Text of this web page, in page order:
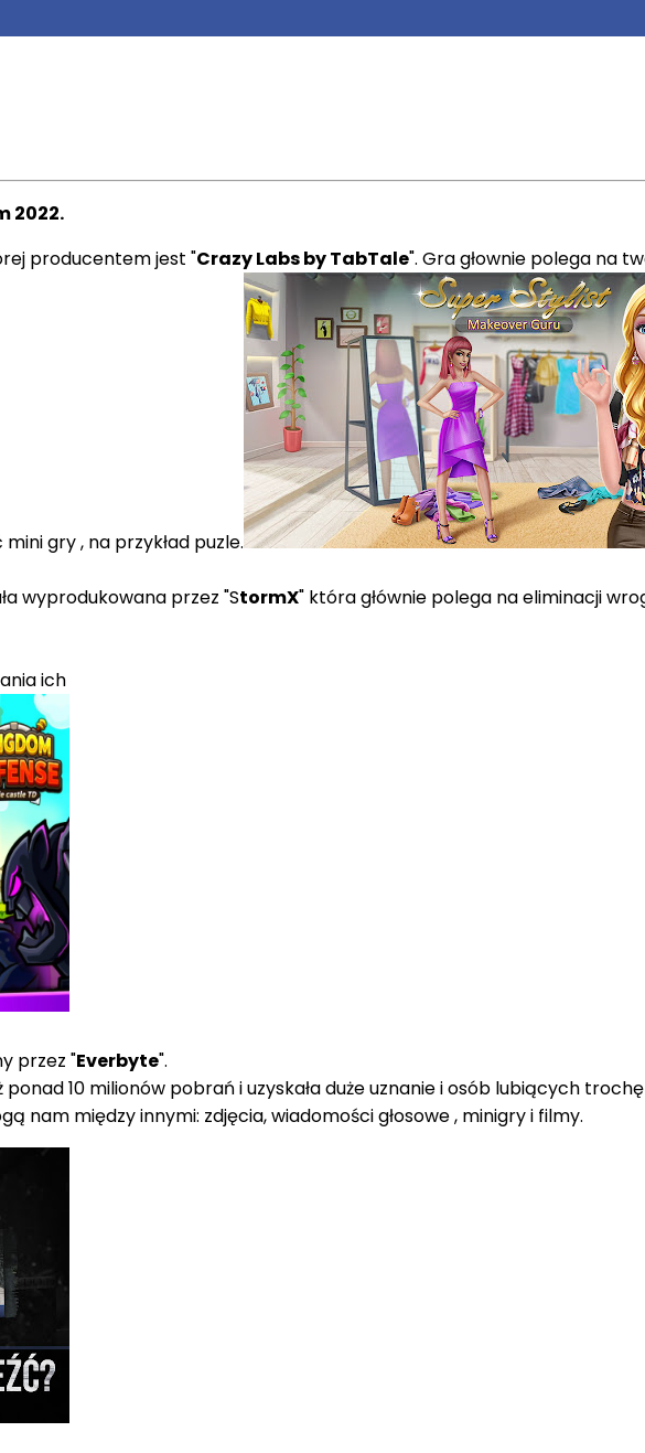
2022.
producentem jest "Crazy Labs by TabTale". Gra głownie polega na
gry , na przykład puzle.
wyprodukowana przez "StormX" która głównie polega na eliminacji
ich
przez "Everbyte".
10 milionów pobrań i uzyskała duże uznanie i osób lubiących
nam między innymi: zdjęcia, wiadomości głosowe , minigry i filmy.